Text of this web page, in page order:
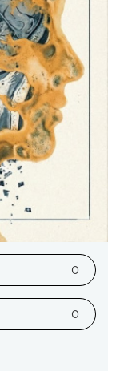
0
0